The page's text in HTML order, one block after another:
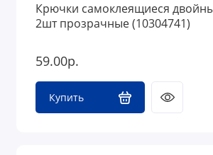
Крючки самоклеящиеся
2шт прозрачные (10304741)
59.00р.
Купить